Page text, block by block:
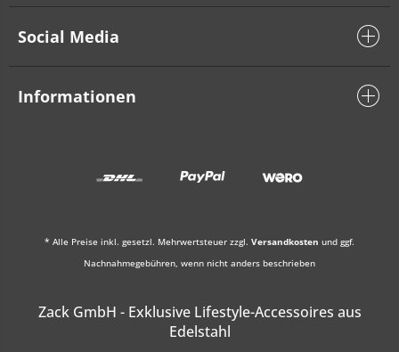
Social Media
Informationen
* Alle Preise inkl. gesetzl. Mehrwertsteuer zzgl. Versandkosten und ggf.
Nachnahmegebühren, wenn nicht anders beschrieben
Zack GmbH - Exklusive Lifestyle-Accessoires aus
Edelstahl